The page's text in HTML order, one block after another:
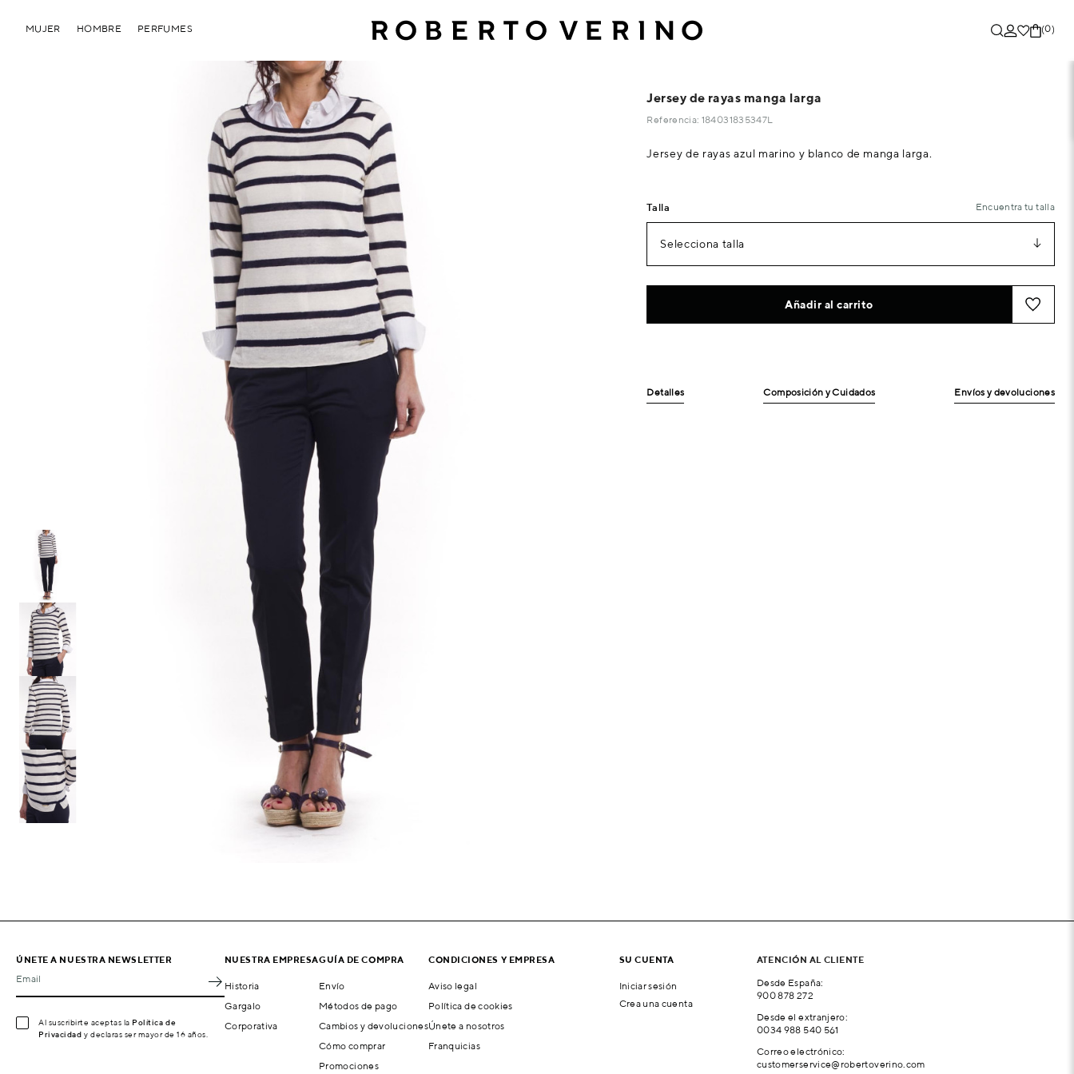
(0)
MUJER HOMBRE PERFUMES
Jersey de rayas manga larga
Referencia: 184031835347L
Jersey de rayas azul marino y blanco de manga larga.
Talla Encuentra tu talla
Selecciona talla
Añadir al carrito
Detalles Composición y Cuidados Envíos y devoluciones
ÚNETE A NUESTRA NEWSLETTER
Email
Al suscribirte aceptas la Política de
Privacidad y declaras ser mayor de 16 años.
NUESTRA EMPRESA
Historia
Gargalo
Corporativa
GUÍA DE COMPRA
Envío
Métodos de pago
Cambios y devoluciones
Cómo comprar
Promociones
CONDICIONES Y EMPRESA
Aviso legal
Política de cookies
Únete a nosotros
Franquicias
SU CUENTA
Iniciar sesión
Crea una cuenta
ATENCIÓN AL CLIENTE
Desde España:
900 878 272
Desde el extranjero:
0034 988 540 561
Correo electrónico:
customerservice@robertoverino.com